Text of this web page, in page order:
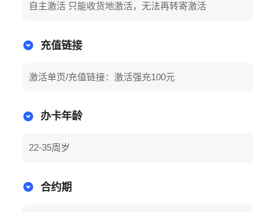
自主激活 只能收货地激活，无法再转寄激活
充值链接
激活单页/充值链接：激活强充100元
办卡年龄
22-35周岁
合约期